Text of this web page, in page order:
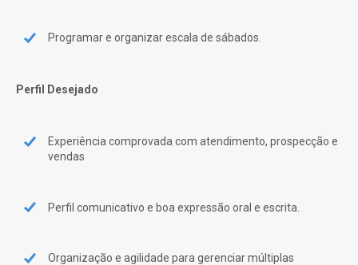
Programar e organizar escala de sábados.
Perfil Desejado
Experiência comprovada com atendimento, prospecção e
vendas
Perfil comunicativo e boa expressão oral e escrita.
Organização e agilidade para gerenciar múltiplas